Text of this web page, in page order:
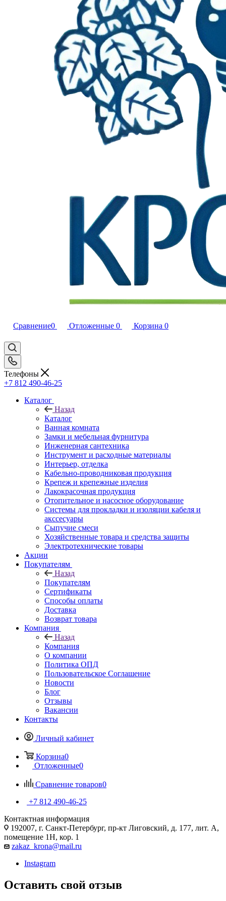
Сравнение0 Отложенные 0 Корзина 0
Телефоны
+7 812 490-46-25
Каталог
Назад
Каталог
Ванная комната
Замки и мебельная фурнитура
Инженерная сантехника
Инструмент и расходные материалы
Интерьер, отделка
Кабельно-проводниковая продукция
Крепеж и крепежные изделия
Лакокрасочная продукция
Отопительное и насосное оборудование
Системы для прокладки и изоляции кабеля и
акссесуары
Сыпучие смеси
Хозяйственные товара и средства защиты
Электротехнические товары
Акции
Покупателям
Назад
Покупателям
Сертификаты
Способы оплаты
Доставка
Возврат товара
Компания
Назад
Компания
О компании
Политика ОПД
Пользовательское Соглашение
Новости
Блог
Отзывы
Вакансии
Контакты
Личный кабинет
Корзина0
Отложенные0
Сравнение товаров0
+7 812 490-46-25
Контактная информация
192007, г. Санкт-Петербург, пр-кт Лиговский, д. 177, лит. А,
помещение 1Н, кор. 1
zakaz_krona@mail.ru
Instagram
Оставить свой отзыв